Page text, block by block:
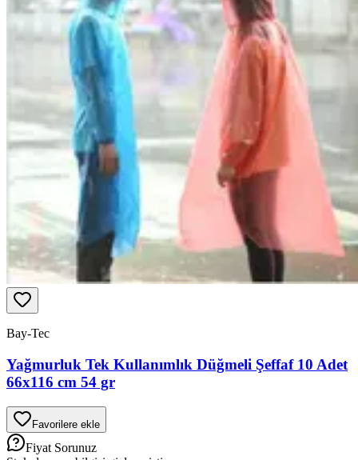
Bay-Tec
Yağmurluk Tek Kullanımlık Düğmeli Şeffaf 10 Adet
66x116 cm 54 gr
Favorilere ekle
Fiyat Sorunuz